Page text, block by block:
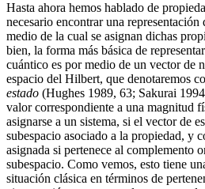
Hasta ahora hemos hablado de
necesario encontrar una
medio de la cual se asignan dichas
bien, la forma más básica de
cuántico es por medio de un vector de
espacio del Hilbert, que denotaremos
estado (Hughes 1989, 63; Sakurai
valor correspondiente a una magnitud
asignarse a un sistema, si el vector de
subespacio asociado a la propiedad, y
asignada si pertenece al complemento
subespacio. Como vemos, esto tiene
situación clásica en términos de